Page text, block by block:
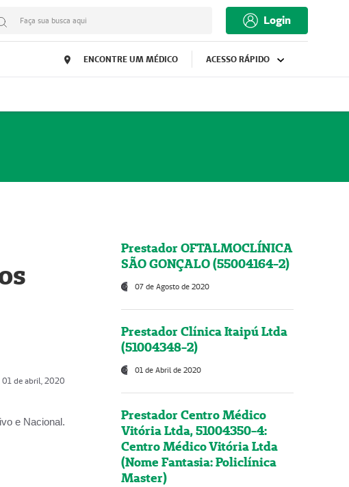
Faça sua busca aqui Login
ENCONTRE UM MÉDICO ACESSO RÁPIDO
01 de abril, 2020
e Nacional.
Prestador OFTALMOCLÍNICA
SÃO GONÇALO (55004164-2)
07 de Agosto de 2020
Prestador Clínica Itaipú Ltda
(51004348-2)
01 de Abril de 2020
Prestador Centro Médico
Vitória Ltda, 51004350-4:
Centro Médico Vitória Ltda
(Nome Fantasia: Policlínica
Master)